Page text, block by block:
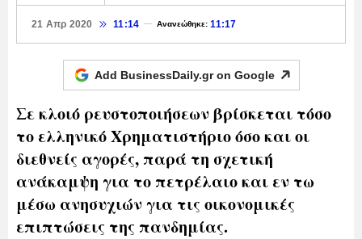
21 Απρ 2020 11:14 Ανανεώθηκε: 11:17
Add BusinessDaily.gr on Google
Σε κλοιό ρευστοποιήσεων βρίσκεται τόσο
το ελληνικό Χρηματιστήριο όσο και οι
διεθνείς αγορές, παρά τη σχετική
ανάκαμψη για το πετρέλαιο και εν τω
μέσω ανησυχιών για τις οικονομικές
επιπτώσεις της πανδημίας.